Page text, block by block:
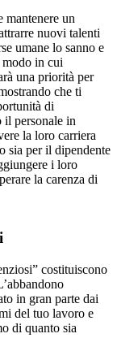
mantenere un
nuovi talenti
umane lo sanno e
modo in cui
una priorità per
che ti
di
il personale in
la loro carriera
sia per il dipendente
i loro
la carenza di
costituiscono
in gran parte dai
del tuo lavoro e
di quanto sia